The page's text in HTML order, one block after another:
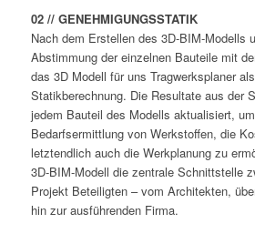
02 // GENEHMIGUNGSSTATIK
Nach dem Erstellen des 3D-BIM-Modells
Abstimmung der einzelnen Bauteile mit
das 3D Modell für uns Tragwerksplaner
Statikberechnung. Die Resultate aus der
jedem Bauteil des Modells aktualisiert,
Bedarfsermittlung von Werkstoffen, die
letztendlich auch die Werkplanung zu
3D-BIM-Modell die zentrale Schnittstelle
Projekt Beteiligten – vom Architekten,
hin zur ausführenden Firma.